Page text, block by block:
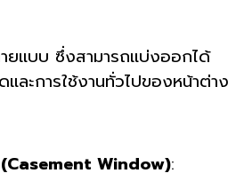
ยแบบ ซึ่งสามารถแบ่งออกได้
ละการใช้งานทั่วไปของหน้าต่าง
Window):